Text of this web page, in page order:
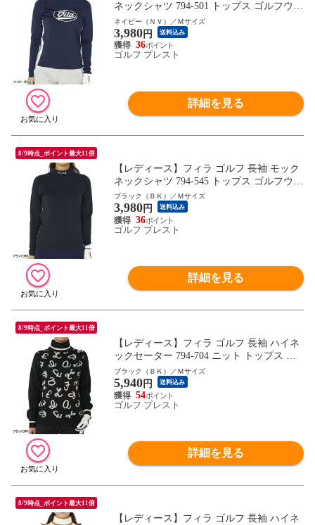
ネックシャツ 794-501 トップス ゴルフウェ
ア 秋冬モデル FILA GOLF 秋冬ウェア 794
501 女性用 UVカット 保温
ネイビー（ＮＶ）／Ｍサイズ
3,980円 送料込み
36
ゴルフ プレスト
詳細を見る
8/9時点_ポイント最大11倍
【レディース】フィラ ゴルフ 長袖 モック
ネックシャツ 794-545 トップス ゴルフウェ
ア 秋冬モデル FILA GOLF 秋冬ウェア 794
545 女性用
ブラック（ＢＫ）／Ｍサイズ
3,980円 送料込み
36
ゴルフ プレスト
詳細を見る
8/9時点_ポイント最大11倍
【レディース】フィラ ゴルフ 長袖 ハイネ
ックセーター 794-704 ニット トップス ゴ
ルフウェア 秋冬モデル FILA GOLF 秋冬ウ
ェア 794704 女性用
ブラック（ＢＫ）／Ｍサイズ
5,940円 送料込み
54
ゴルフ プレスト
詳細を見る
8/9時点_ポイント最大11倍
【レディース】フィラ ゴルフ 長袖 ハイネ